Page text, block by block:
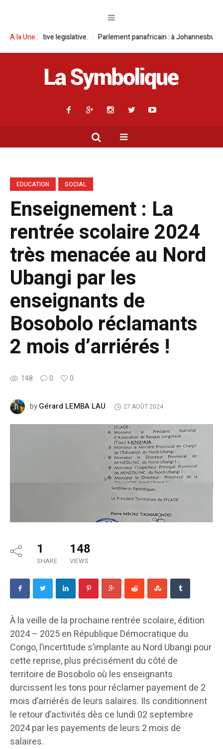
A la Une :
legislative. Parlement panafricain : à Johannesburg, Aimé Boji
EDUCATION SOCIAL
Enseignement : La
rentrée scolaire 2024
très menacée au Nord
Ubangi par les
enseignants de
Bosobolo réclamants
2 mois d’arriérés !
148 0 0
byGérard LEMBA LAU 27 AOÛT 2024
1
SHARE
148
VIEWS
À la veille de la prochaine rentrée scolaire, édition
2024 – 2025 en République Démocratique du
Congo, l’incertitude s’implante au Nord Ubangi pour
cette reprise, plus précisément du côté de
territoire de Bosobolo où les enseignants
durcissent les tons pour réclamer payement de 2
mois d’arriérés de leurs salaires. Ils conditionnent
le retour d’activités dès ce lundi 02 septembre
2024 par les payements de leurs 2 mois de
salaires.